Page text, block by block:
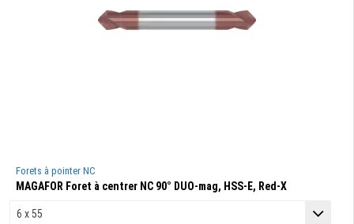
Forets à pointer NC
MAGAFOR Foret à centrer NC 90° DUO-mag, HSS-E, Red-X